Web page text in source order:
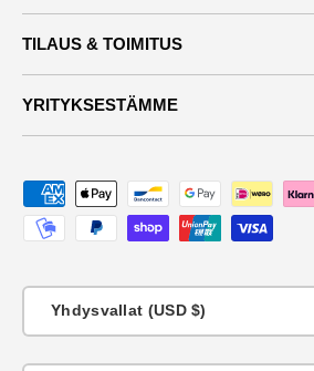
TILAUS & TOIMITUS
YRITYKSESTÄMME
Maksutavat
Yhdysvallat (USD $)